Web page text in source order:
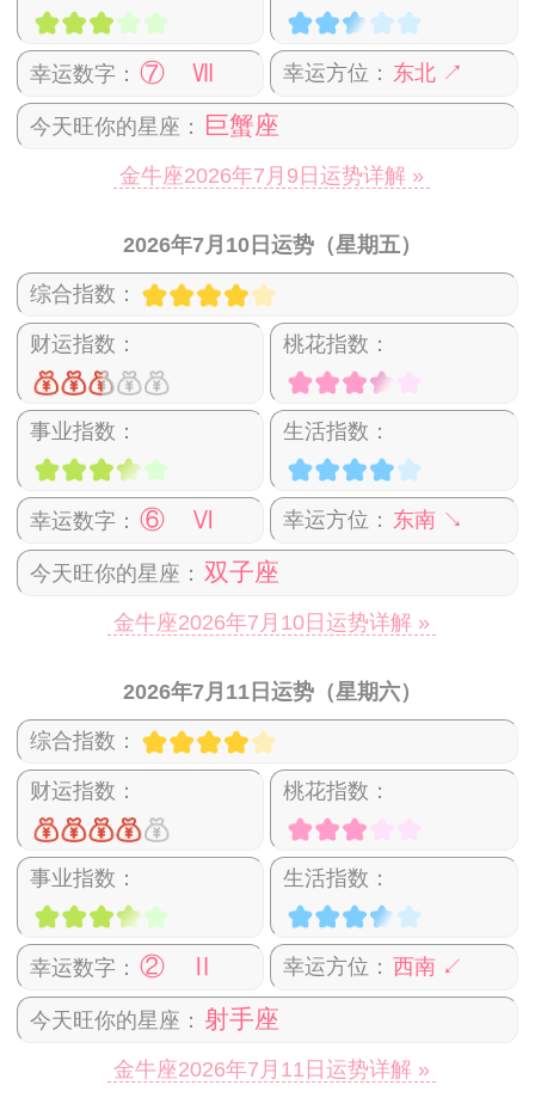
幸运数字： ⑦ Ⅶ 幸运方位： 东北 ↗
今天旺你的星座： 巨蟹座
金牛座2026年7月9日运势详解 »
2026年7月10日运势（星期五）
综合指数：
财运指数： 桃花指数：
事业指数： 生活指数：
幸运数字： ⑥ Ⅵ 幸运方位： 东南 ↘
今天旺你的星座： 双子座
金牛座2026年7月10日运势详解 »
2026年7月11日运势（星期六）
综合指数：
财运指数： 桃花指数：
事业指数： 生活指数：
幸运数字： ② Ⅱ 幸运方位： 西南 ↙
今天旺你的星座： 射手座
金牛座2026年7月11日运势详解 »